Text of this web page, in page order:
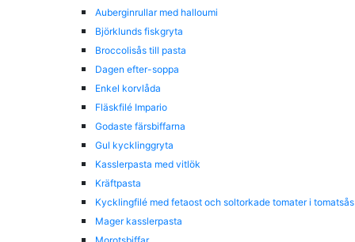
Auberginrullar med halloumi
Björklunds fiskgryta
Broccolisås till pasta
Dagen efter-soppa
Enkel korvlåda
Fläskfilé Impario
Godaste färsbiffarna
Gul kycklinggryta
Kasslerpasta med vitlök
Kräftpasta
Kycklingfilé med fetaost och soltorkade tomater i tomatsås
Mager kasslerpasta